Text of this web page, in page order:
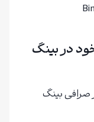
در بینگ
صرافی بینگ